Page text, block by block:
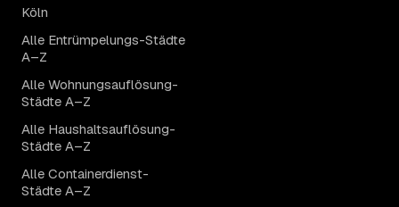
Köln
Alle Entrümpelungs-Städte
A–Z
Alle Wohnungsauflösung-
Städte A–Z
Alle Haushaltsauflösung-
Städte A–Z
Alle Containerdienst-
Städte A–Z